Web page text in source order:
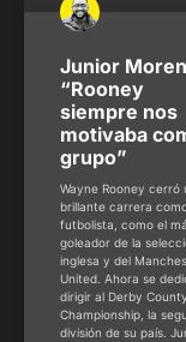
Junior
“Rooney
siempre nos
motivaba
grupo”
Wayne Rooney cerró
brillante carrera
futbolista, como el
goleador de la
inglesa y del
United. Ahora se
dirigir al Derby
Championship, la
división de su país.